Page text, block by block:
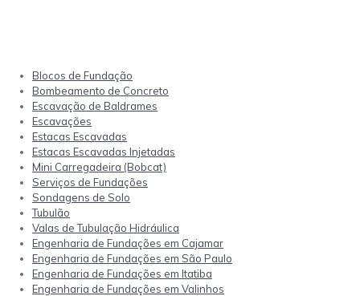
Blocos de Fundação
Bombeamento de Concreto
Escavação de Baldrames
Escavações
Estacas Escavadas
Estacas Escavadas Injetadas
Mini Carregadeira (Bobcat)
Serviços de Fundações
Sondagens de Solo
Tubulão
Valas de Tubulação Hidráulica
Engenharia de Fundações em Cajamar
Engenharia de Fundações em São Paulo
Engenharia de Fundações em Itatiba
Engenharia de Fundações em Valinhos